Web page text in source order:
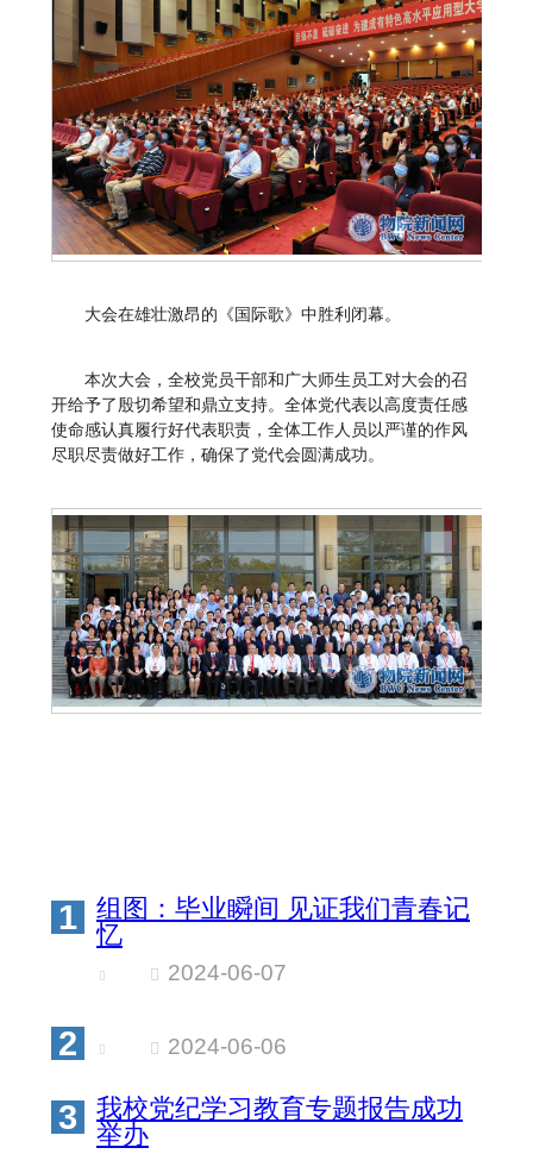
大会在雄壮激昂的《国际歌》中胜利闭幕。
本次大会，全校党员干部和广大师生员工对大会的召
开给予了殷切希望和鼎立支持。全体党代表以高度责任感
使命感认真履行好代表职责，全体工作人员以严谨的作风
尽职尽责做好工作，确保了党代会圆满成功。
1
组图：毕业瞬间 见证我们青春记
忆
2024-06-07
2 2024-06-06
3
我校党纪学习教育专题报告成功
举办